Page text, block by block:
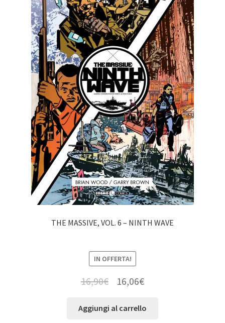
THE MASSIVE, VOL. 6 – NINTH WAVE
IN OFFERTA!
16,90€ 16,06€
Aggiungi al carrello